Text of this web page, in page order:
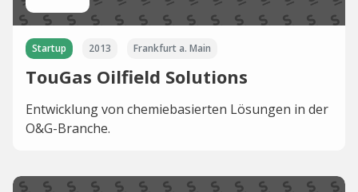
Startup 2013 Frankfurt a. Main
TouGas Oilfield Solutions
Entwicklung von chemiebasierten Lösungen in der
O&G-Branche.